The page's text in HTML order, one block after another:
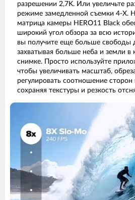
разрешении 2,7K. Или увеличьте
режиме замедленной съемки 4-X.
матрица камеры HERO11 Black
широкий угол обзора за всю
вы получите еще больше свободы
захватывая больше неба и земли
снимке. Просто используйте
чтобы увеличивать масштаб,
регулировать соотношение
сохраняя текстуры и резкость